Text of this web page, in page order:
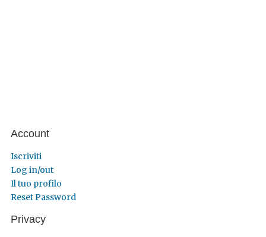
Account
Iscriviti
Log in/out
Il tuo profilo
Reset Password
Privacy